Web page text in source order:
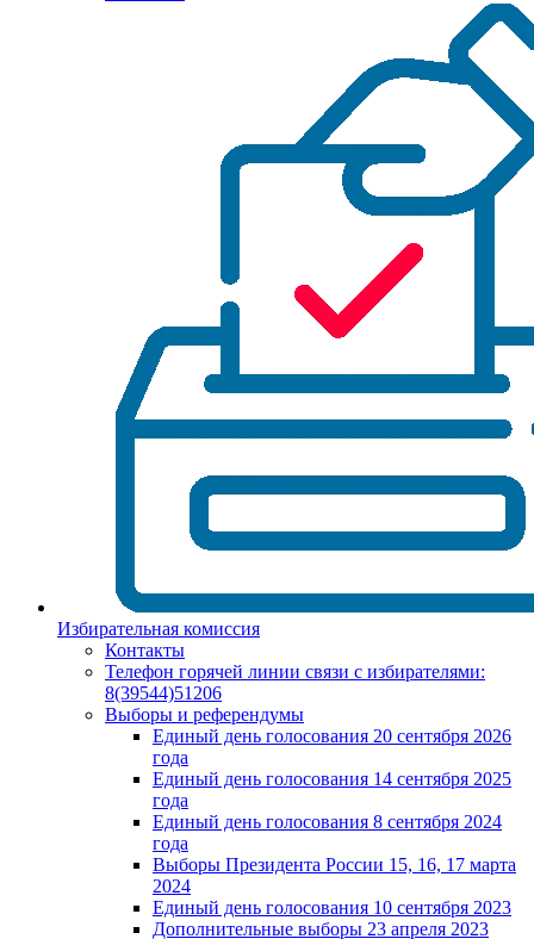
Избирательная комиссия
Контакты
Телефон горячей линии связи с избирателями:
8(39544)51206
Выборы и референдумы
Единый день голосования 20 сентября 2026
года
Единый день голосования 14 сентября 2025
года
Единый день голосования 8 сентября 2024
года
Выборы Президента России 15, 16, 17 марта
2024
Единый день голосования 10 сентября 2023
Дополнительные выборы 23 апреля 2023